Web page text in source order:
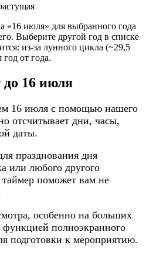
«16 июля» для выбранного года
Выберите другой год в списке
из-за лунного цикла (~29,5
от года.
16 июля
16 июля с помощью нашего
отсчитывает дни, часы,
даты.
празднования дня
или любого другого
поможет вам не
особенно на больших
функцией полноэкранного
подготовки к мероприятию.